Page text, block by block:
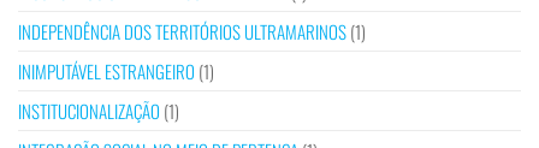
INDEPENDÊNCIA DOS TERRITÓRIOS ULTRAMARINOS(1)
INIMPUTÁVEL ESTRANGEIRO (1)
INSTITUCIONALIZAÇÃO (1)